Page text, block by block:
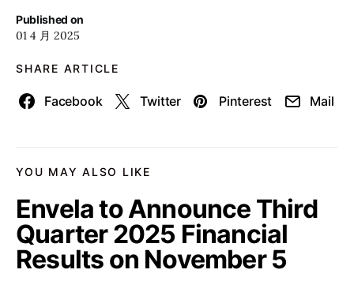
Published on
01 4 月 2025
SHARE ARTICLE
Facebook Twitter Pinterest Mail
YOU MAY ALSO LIKE
Envela to Announce Third
Quarter 2025 Financial
Results on November 5